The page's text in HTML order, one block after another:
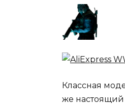
Классная
же настоящий